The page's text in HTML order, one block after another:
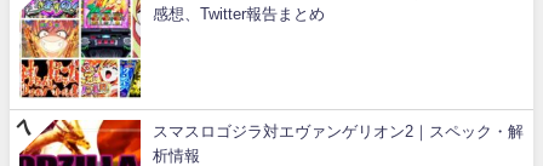
感想、Twitter報告まとめ
スマスロゴジラ対エヴァンゲリオン2｜スペック・解
析情報